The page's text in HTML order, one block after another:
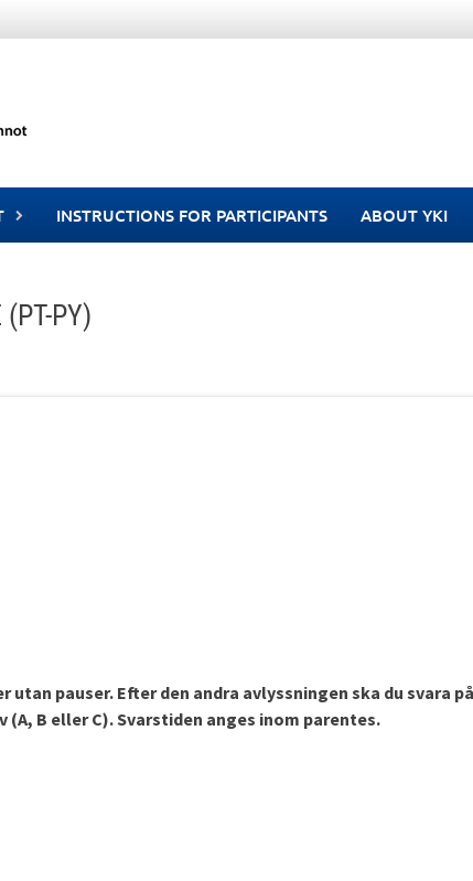
INSTRUCTIONS FOR PARTICIPANTS ABOUT YKI
PY)
utan pauser. Efter den andra avlyssningen ska du svara
B eller C). Svarstiden anges inom parentes.